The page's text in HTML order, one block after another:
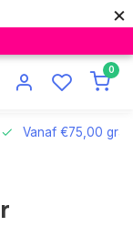
×
0
Vanaf €75,00